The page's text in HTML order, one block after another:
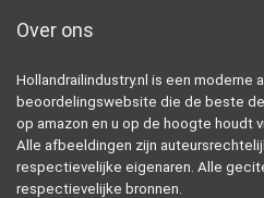
Over ons
Hollandrailindustry.nl is een moderne
beoordelingswebsite die de beste
op amazon en u op de hoogte houdt
Alle afbeeldingen zijn
respectievelijke eigenaren. Alle
respectievelijke bronnen.